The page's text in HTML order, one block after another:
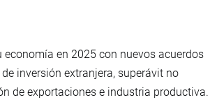
economía en 2025 con nuevos acuerdos
inversión extranjera, superávit no
de exportaciones e industria productiva.